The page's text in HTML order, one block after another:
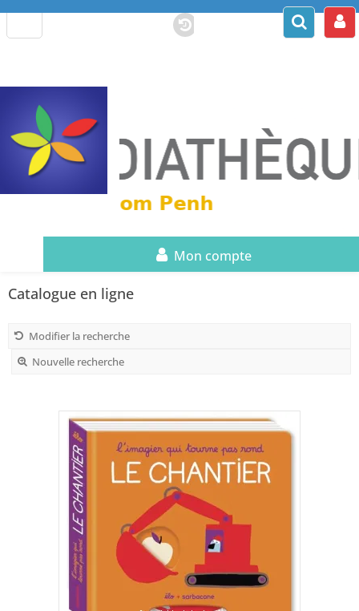
Mon compte
Catalogue en ligne
Modifier la recherche
Nouvelle recherche